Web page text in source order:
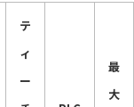
テ
ィ
ー
最
大